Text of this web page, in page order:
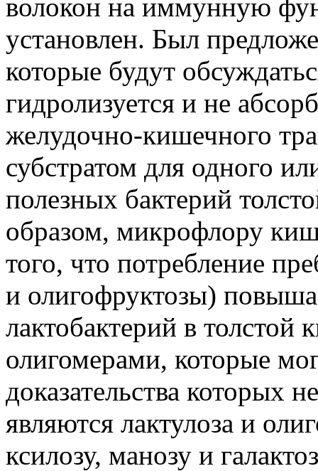
волокон на иммунную
установлен. Был
которые будут
гидролизуется и не
желудочно-кишечного
субстратом для одного
полезных бактерий
образом, микрофлору
того, что потребление
и олигофруктозы)
лактобактерий в
олигомерами, которые
доказательства которых
являются лактулоза и
ксилозу, манозу и